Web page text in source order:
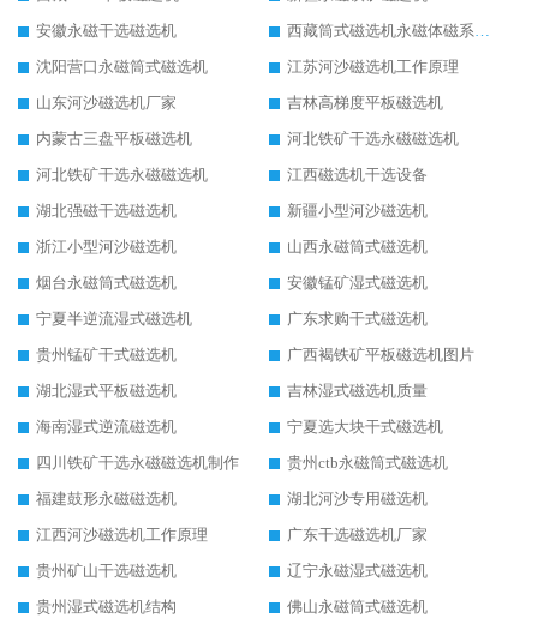
安徽永磁干选磁选机
西藏筒式磁选机永磁体磁系设计
沈阳营口永磁筒式磁选机
江苏河沙磁选机工作原理
山东河沙磁选机厂家
吉林高梯度平板磁选机
内蒙古三盘平板磁选机
河北铁矿干选永磁磁选机
河北铁矿干选永磁磁选机
江西磁选机干选设备
湖北强磁干选磁选机
新疆小型河沙磁选机
浙江小型河沙磁选机
山西永磁筒式磁选机
烟台永磁筒式磁选机
安徽锰矿湿式磁选机
宁夏半逆流湿式磁选机
广东求购干式磁选机
贵州锰矿干式磁选机
广西褐铁矿平板磁选机图片
湖北湿式平板磁选机
吉林湿式磁选机质量
海南湿式逆流磁选机
宁夏选大块干式磁选机
四川铁矿干选永磁磁选机制作
贵州ctb永磁筒式磁选机
福建鼓形永磁磁选机
湖北河沙专用磁选机
江西河沙磁选机工作原理
广东干选磁选机厂家
贵州矿山干选磁选机
辽宁永磁湿式磁选机
贵州湿式磁选机结构
佛山永磁筒式磁选机